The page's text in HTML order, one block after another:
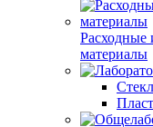
Расходные
материалы